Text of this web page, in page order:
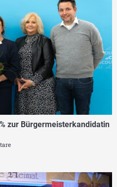
zur Bürgermeisterkandidatin